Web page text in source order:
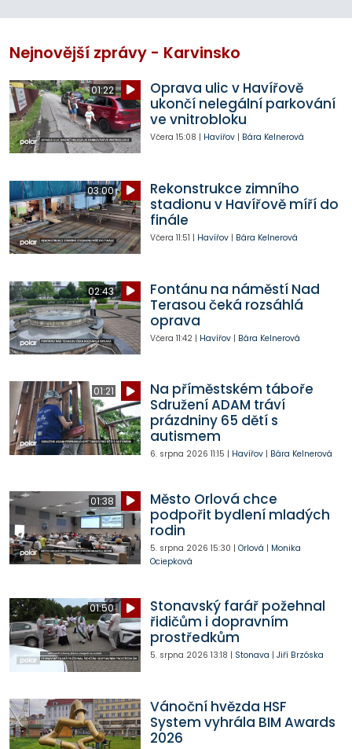
Nejnovější zprávy - Karvinsko
01:22
Oprava ulic v Havířově
ukončí nelegální parkování
ve vnitrobloku
Včera 15:08 | Havířov| Bára Kelnerová
03:00
Rekonstrukce zimního
stadionu v Havířově míří do
finále
Včera 11:51 | Havířov| Bára Kelnerová
02:43
Fontánu na náměstí Nad
Terasou čeká rozsáhlá
oprava
Včera 11:42| Havířov| Bára Kelnerová
01:21
Na příměstském táboře
Sdružení ADAM tráví
prázdniny 65 dětí s
autismem
6. srpna 2026 11:15 | Havířov| Bára Kelnerová
01:38
Město Orlová chce
podpořit bydlení mladých
rodin
5. srpna 2026 15:30 | Orlová | Monika
Ociepková
01:50
Stonavský farář požehnal
řidičům i dopravním
prostředkům
5. srpna 2026 13:18 | Stonava | Jiří Brzóska
Vánoční hvězda HSF
System vyhrála BIM Awards
2026